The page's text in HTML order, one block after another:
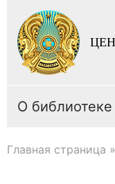
О библиотеке
Главная страница »